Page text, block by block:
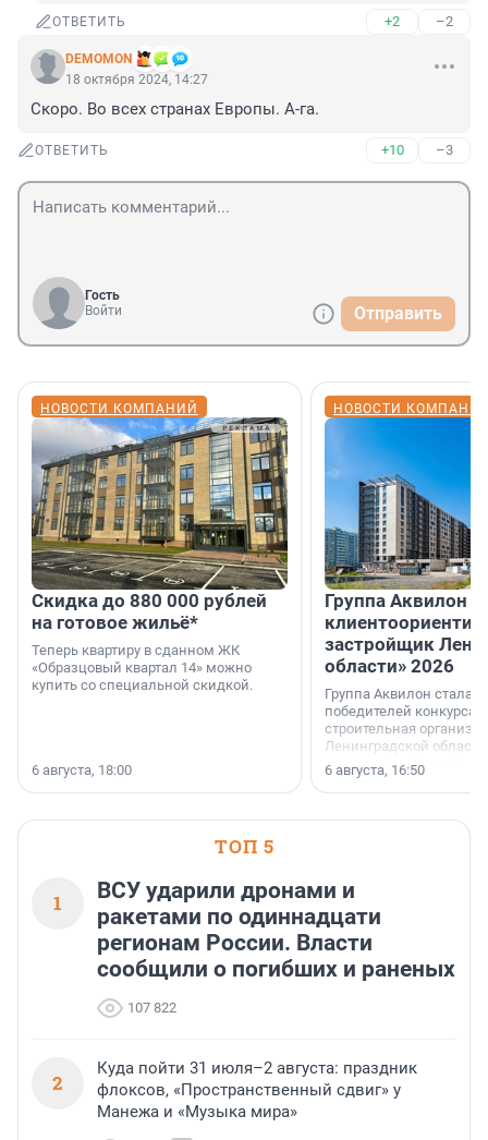
ОТВЕТИТЬ +2 –2
DEMOMON
18 октября 2024, 14:27
Скоро. Во всех странах Европы. А-га.
ОТВЕТИТЬ +10 –3
Гость
Войти
Отправить
НОВОСТИ КОМПАНИЙ
Скидка до 880 000 рублей
на готовое жильё*
Теперь квартиру в сданном ЖК
«Образцовый квартал 14» можно
купить со специальной скидкой.
6 августа, 18:00
НОВОСТИ
Группа Аквилон
застройщик
области» 2026
Группа Аквилон стала
победителей конкурса
строительная
Ленинградской области
номинации «Самый
застройщик
области».
6 августа, 16:50
ТОП 5
1
ВСУ ударили дронами и
ракетами по одиннадцати
регионам России. Власти
сообщили о погибших и раненых
107 822
2
Куда пойти 31 июля–2 августа: праздник
флоксов, «Пространственный сдвиг» у
Манежа и «Музыка мира»